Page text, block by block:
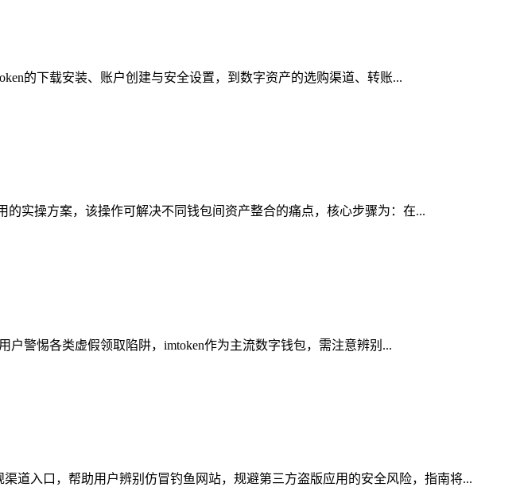
的下载安装、账户创建与安全设置，到数字资产的选购渠道、转账...
实操方案，该操作可解决不同钱包间资产整合的痛点，核心步骤为：在...
户警惕各类虚假领取陷阱，imtoken作为主流数字钱包，需注意辨别...
道入口，帮助用户辨别仿冒钓鱼网站，规避第三方盗版应用的安全风险，指南将...